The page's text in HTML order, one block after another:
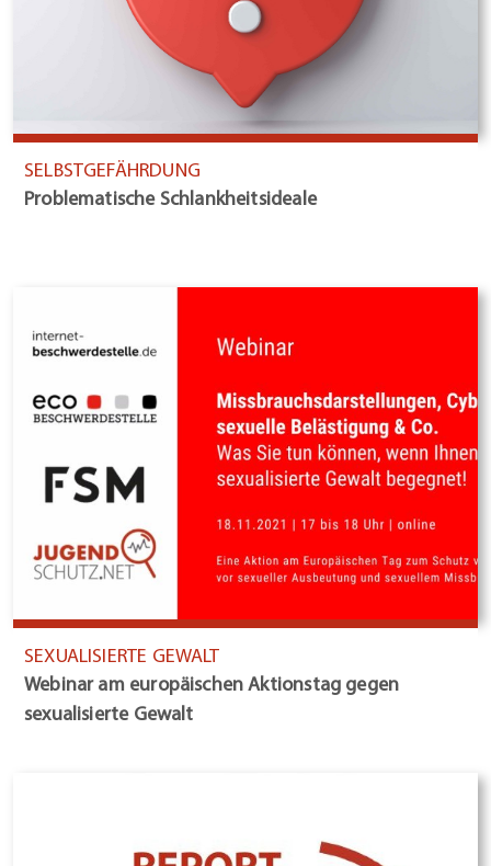
SELBSTGEFÄHRDUNG
Problematische Schlankheitsideale
SEXUALISIERTE GEWALT
Webinar am europäischen Aktionstag gegen
sexualisierte Gewalt